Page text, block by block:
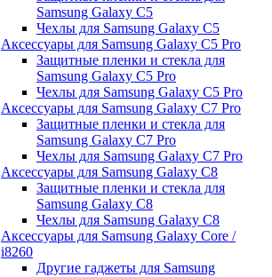
Samsung Galaxy C5
Чехлы для Samsung Galaxy C5
Аксессуары для Samsung Galaxy C5 Pro
Защитные пленки и стекла для
Samsung Galaxy C5 Pro
Чехлы для Samsung Galaxy C5 Pro
Аксессуары для Samsung Galaxy C7 Pro
Защитные пленки и стекла для
Samsung Galaxy C7 Pro
Чехлы для Samsung Galaxy C7 Pro
Аксессуары для Samsung Galaxy C8
Защитные пленки и стекла для
Samsung Galaxy C8
Чехлы для Samsung Galaxy C8
Аксессуары для Samsung Galaxy Core /
i8260
Другие гаджеты для Samsung